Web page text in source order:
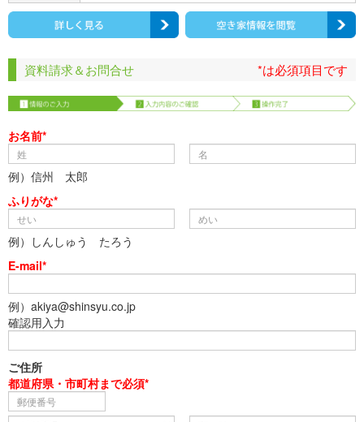
資料請求＆お問合せ *は必須項目です
お名前*
例）信州 太郎
ふりがな*
例）しんしゅう たろう
E-mail*
例）akiya@shinsyu.co.jp
確認用入力
ご住所
都道府県・市町村まで必須*